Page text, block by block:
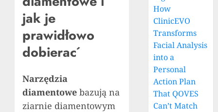
jak je
prawidłowo
dobierać
Narzędzia
diamentowe bazują na
ziarnie diamentowym
How
ClinicEVO
Transforms
Facial Analysis
into a
Personal
Action Plan
That QOVES
Can’t Match